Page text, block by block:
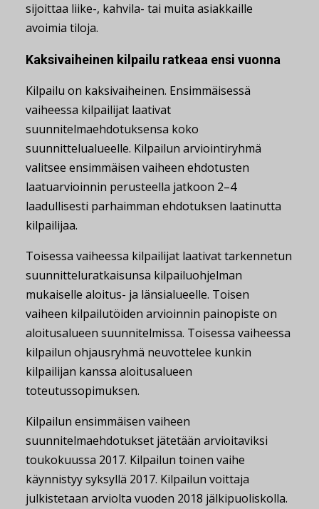
sijoittaa liike-, kahvila- tai muita asiakkaille
avoimia tiloja.
Kaksivaiheinen kilpailu ratkeaa ensi vuonna
Kilpailu on kaksivaiheinen. Ensimmäisessä
vaiheessa kilpailijat laativat
suunnitelmaehdotuksensa koko
suunnittelualueelle. Kilpailun arviointiryhmä
valitsee ensimmäisen vaiheen ehdotusten
laatuarvioinnin perusteella jatkoon 2–4
laadullisesti parhaimman ehdotuksen laatinutta
kilpailijaa.
Toisessa vaiheessa kilpailijat laativat tarkennetun
suunnitteluratkaisunsa kilpailuohjelman
mukaiselle aloitus- ja länsialueelle. Toisen
vaiheen kilpailutöiden arvioinnin painopiste on
aloitusalueen suunnitelmissa. Toisessa vaiheessa
kilpailun ohjausryhmä neuvottelee kunkin
kilpailijan kanssa aloitusalueen
toteutussopimuksen.
Kilpailun ensimmäisen vaiheen
suunnitelmaehdotukset jätetään arvioitaviksi
toukokuussa 2017. Kilpailun toinen vaihe
käynnistyy syksyllä 2017. Kilpailun voittaja
julkistetaan arviolta vuoden 2018 jälkipuoliskolla.